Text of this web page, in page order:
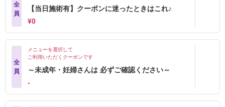
全
員
【当日施術有】クーポンに迷ったときはこれ♪
¥0
全
員
メニューを選択して
ご利用いただくクーポンです
～未成年・妊婦さんは 必ずご確認ください～
‐